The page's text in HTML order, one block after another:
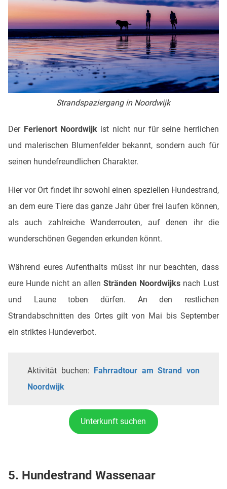
Strandspaziergang in Noordwijk
Der Ferienort Noordwijk ist nicht nur für seine herrlichen
und malerischen Blumenfelder bekannt, sondern auch für
seinen hundefreundlichen Charakter.
Hier vor Ort findet ihr sowohl einen speziellen Hundestrand,
an dem eure Tiere das ganze Jahr über frei laufen können,
als auch zahlreiche Wanderrouten, auf denen ihr die
wunderschönen Gegenden erkunden könnt.
Während eures Aufenthalts müsst ihr nur beachten, dass
eure Hunde nicht an allen Stränden Noordwijksnach Lust
und Laune toben dürfen. An den restlichen
Strandabschnitten des Ortes gilt von Mai bis September
ein striktes Hundeverbot.
Aktivität buchen: Fahrradtour am Strand von
Noordwijk
Unterkunft suchen
5. Hundestrand Wassenaar